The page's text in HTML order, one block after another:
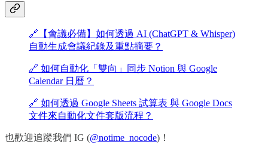
🔗【會議必備】如何透過 AI (ChatGPT & Whisper)
自動生成會議紀錄及重點摘要？
🔗 如何自動化「雙向」同步 Notion 與 Google
Calendar 日曆？
🔗 如何透過 Google Sheets 試算表 與 Google Docs
文件來自動化文件套版流程？
也歡迎追蹤我們 IG (@notime_nocode)！